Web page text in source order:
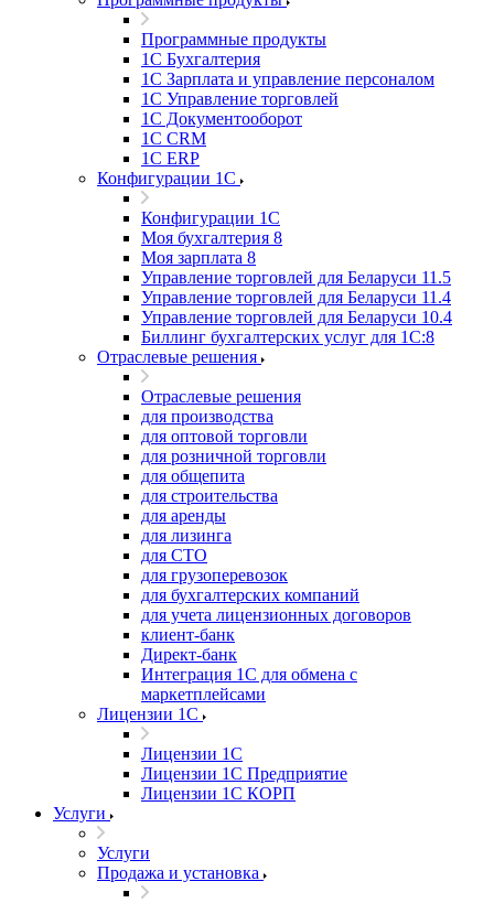
Программные продукты
1С Бухгалтерия
1С Зарплата и управление персоналом
1С Управление торговлей
1С Документооборот
1С CRM
1С ERP
Конфигурации 1С
Конфигурации 1С
Моя бухгалтерия 8
Моя зарплата 8
Управление торговлей для Беларуси 11.5
Управление торговлей для Беларуси 11.4
Управление торговлей для Беларуси 10.4
Биллинг бухгалтерских услуг для 1С:8
Отраслевые решения
Отраслевые решения
для производства
для оптовой торговли
для розничной торговли
для общепита
для строительства
для аренды
для лизинга
для СТО
для грузоперевозок
для бухгалтерских компаний
для учета лицензионных договоров
клиент-банк
Директ-банк
Интеграция 1C для обмена с
маркетплейсами
Лицензии 1С
Лицензии 1С
Лицензии 1С Предприятие
Лицензии 1С КОРП
Услуги
Услуги
Продажа и установка